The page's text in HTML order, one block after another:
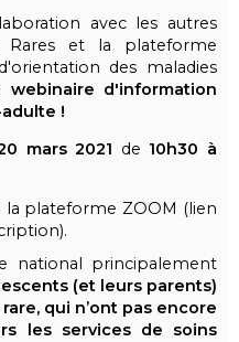
avec les autres
Rares et la plateforme
des maladies
webinaire d'information
!
mars 2021 de 10h30 à
la plateforme ZOOM (lien
national principalement
(et leurs parents)
qui n’ont pas encore
les services de soins